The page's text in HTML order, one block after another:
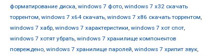
форматирование диска, windows 7 фото, windows 7 х32 скачать
торрентом, windows 7 х64 скачать, windows 7 х86 скачать торрентом,
windows 7 хабр, windows 7 характеристики, windows 7 хот спот,
windows 7 хотят убрать, windows 7 хранилище компонентов
повреждено, windows 7 хранилище паролей, windows 7 хрипит звук,